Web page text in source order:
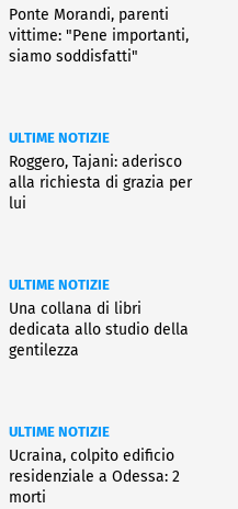
Ponte Morandi, parenti
vittime: "Pene importanti,
siamo soddisfatti"
ULTIME NOTIZIE
Roggero, Tajani: aderisco
alla richiesta di grazia per
lui
ULTIME NOTIZIE
Una collana di libri
dedicata allo studio della
gentilezza
ULTIME NOTIZIE
Ucraina, colpito edificio
residenziale a Odessa: 2
morti